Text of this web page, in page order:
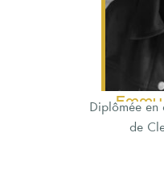
Diplômée en
de